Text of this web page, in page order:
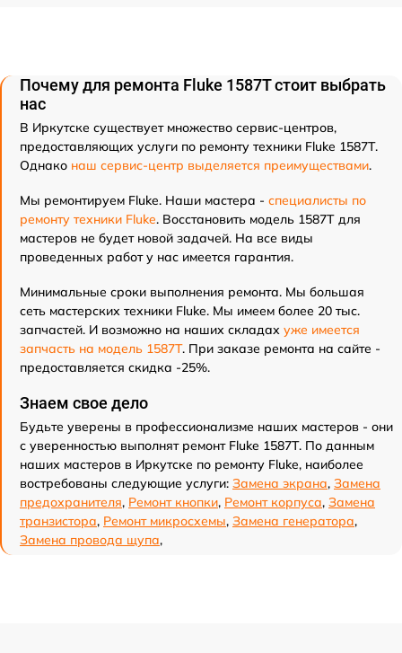
Почему для ремонта Fluke 1587T стоит выбрать
нас
В Иркутске существует множество сервис-центров,
предоставляющих услуги по ремонту техники Fluke 1587T.
Однако наш сервис-центр выделяется преимуществами.
Мы ремонтируем Fluke. Наши мастера - специалисты по
ремонту техники Fluke. Восстановить модель 1587T для
мастеров не будет новой задачей. На все виды
проведенных работ у нас имеется гарантия.
Минимальные сроки выполнения ремонта. Мы большая
сеть мастерских техники Fluke. Мы имеем более 20 тыс.
запчастей. И возможно на наших складах уже имеется
запчасть на модель 1587T. При заказе ремонта на сайте -
предоставляется скидка -25%.
Знаем свое дело
Будьте уверены в профессионализме наших мастеров - они
с уверенностью выполнят ремонт Fluke 1587T. По данным
наших мастеров в Иркутске по ремонту Fluke, наиболее
востребованы следующие услуги: Замена экрана, Замена
предохранителя, Ремонт кнопки, Ремонт корпуса, Замена
транзистора, Ремонт микросхемы, Замена генератора,
Замена провода щупа,